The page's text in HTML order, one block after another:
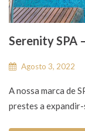
Serenity SPA
Agosto 3, 2022
A nossa marca de
prestes a